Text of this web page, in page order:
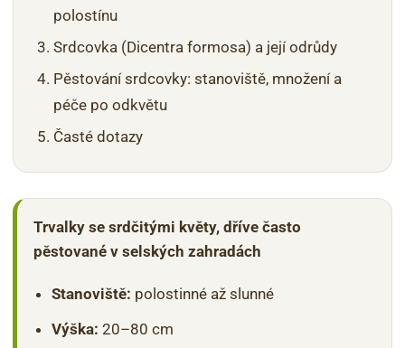
polostínu
Srdcovka (Dicentra formosa) a její odrůdy
Pěstování srdcovky: stanoviště, množení a
péče po odkvětu
Časté dotazy
Trvalky se srdčitými květy, dříve často
pěstované v selských zahradách
Stanoviště: polostinné až slunné
Výška: 20–80 cm